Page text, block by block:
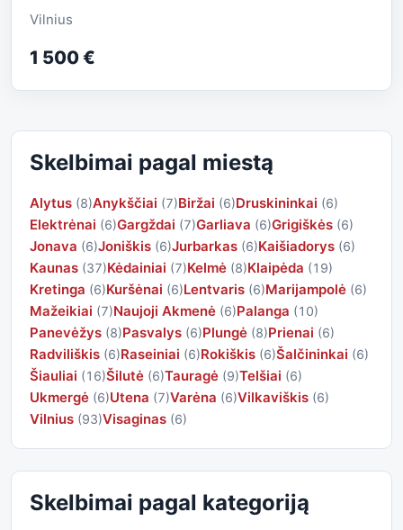
Vilnius
1 500 €
Skelbimai pagal miestą
Alytus (8)Anykščiai (7)Biržai (6)Druskininkai (6)
Elektrėnai (6)Gargždai (7)Garliava (6)Grigiškės (6)
Jonava (6)Joniškis (6)Jurbarkas (6)Kaišiadorys (6)
Kaunas (37)Kėdainiai (7)Kelmė (8)Klaipėda (19)
Kretinga (6)Kuršėnai (6)Lentvaris (6)Marijampolė (6)
Mažeikiai (7)Naujoji Akmenė (6)Palanga (10)
Panevėžys (8)Pasvalys (6)Plungė (8)Prienai (6)
Radviliškis (6)Raseiniai (6)Rokiškis (6)Šalčininkai (6)
Šiauliai (16)Šilutė (6)Tauragė (9)Telšiai (6)
Ukmergė (6)Utena (7)Varėna (6)Vilkaviškis (6)
Vilnius (93)Visaginas (6)
Skelbimai pagal kategoriją